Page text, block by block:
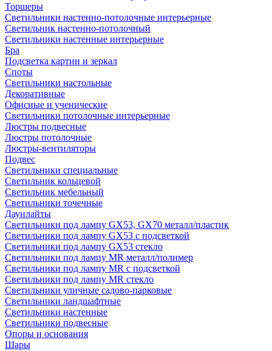
Торшеры
Светильники настенно-потолочные интерьерные
Светильник настенно-потолочный
Светильники настенные интерьерные
Бра
Подсветка картин и зеркал
Споты
Светильники настольные
Декоративные
Офисные и ученические
Светильники потолочные интерьерные
Люстры подвесные
Люстры потолочные
Люстры-вентиляторы
Подвес
Светильники специальные
Светильник кольцевой
Светильник мебельный
Светильники точечные
Даунлайты
Светильники под лампу GX53, GX70 металл/пластик
Светильники под лампу GX53 с подсветкой
Светильники под лампу GX53 стекло
Светильники под лампу MR металл/полимер
Светильники под лампу MR с подсветкой
Светильники под лампу MR стекло
Светильники уличные садово-парковые
Светильники ландшафтные
Светильники настенные
Светильники подвесные
Опоры и основания
Шары